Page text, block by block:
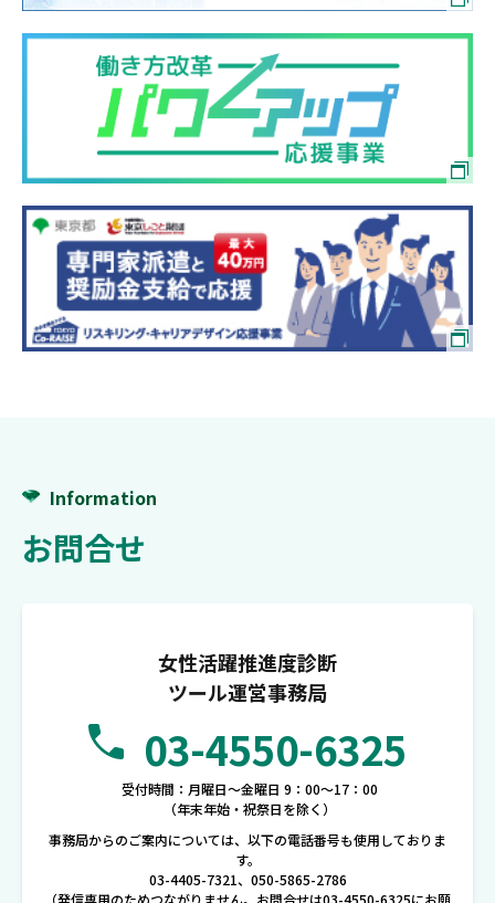
Information
お問合せ
女性活躍推進度診断
ツール運営事務局
03-4550-6325
受付時間：月曜日〜金曜日 9：00〜17：00
（年末年始・祝祭日を除く）
事務局からのご案内については、以下の電話番号も使用しておりま
す。
03-4405-7321、050-5865-2786
（発信専用のためつながりません。お問合せは03-4550-6325にお願